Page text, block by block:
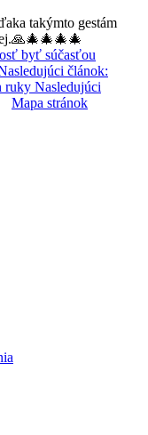
takýmto gestám
byť súčasťou
článok:
ruky Nasledujúci
Mapa stránok